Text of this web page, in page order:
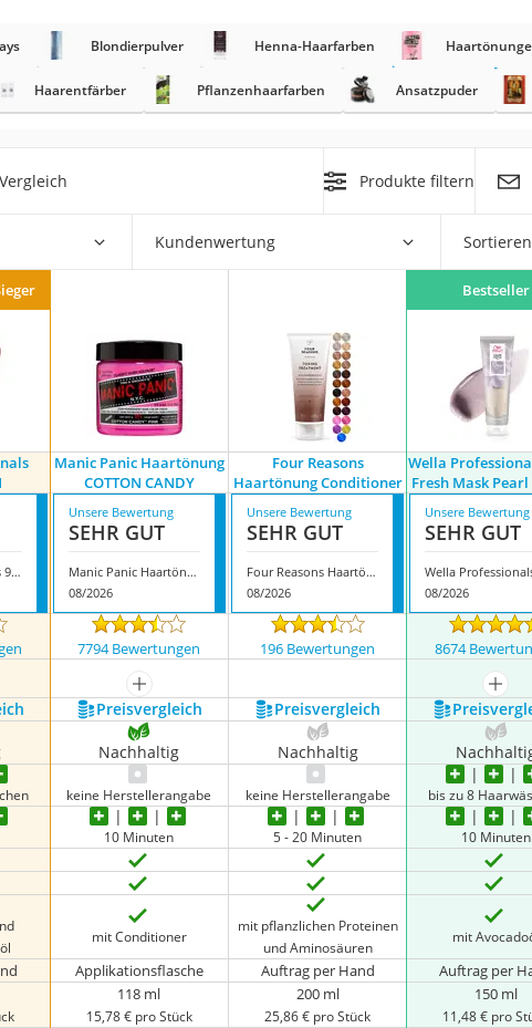
Blondierpulver Henna-Haarfarben
Haarentfärber Pflanzenhaarfarben Ansatzpuder
Produkte filtern
Kundenwertung
Bestseller
Manic Panic Haartönung
COTTON CANDY
Four Reasons
Haartönung Conditioner
Wella
Fresh Mask
Wella Professionals 99350066241
Unsere Bewertung
SEHR GUT
Manic Panic Haartönung COTTON CANDY
08/2026
Unsere Bewertung
SEHR GUT
Four Reasons Haartönung Conditioner
08/2026
Unsere Bewertung
SEHR GUT
08/2026
7794 Bewertungen 196 Bewertungen 8674
mehr anzeigen
mehr
Preis­vergleich Preis­vergleich
Nachhaltig Nachhaltig
keine Herstellerangabe keine Herstellerangabe bis zu 8
10 Minuten 5 - 20 Minuten 10 Minuten
mit Conditioner
mit pflanzlichen Proteinen
und Aminosäuren
mit
Applikationsflasche Auftrag per Hand Auftrag per
118 ml
15,78 € pro Stück
200 ml
25,86 € pro Stück
150 ml
11,48 € pro